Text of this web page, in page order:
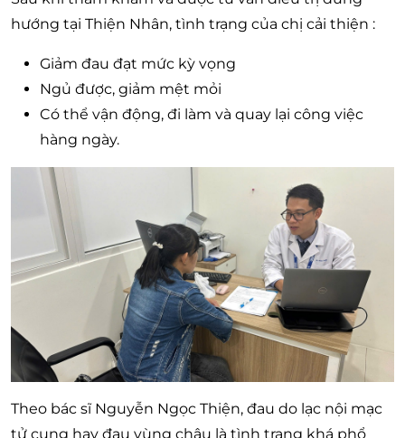
hướng tại Thiện Nhân, tình trạng của chị cải thiện :
Giảm đau đạt mức kỳ vọng
Ngủ được, giảm mệt mỏi
Có thể vận động, đi làm và quay lại công việc
hàng ngày.
Theo bác sĩ Nguyễn Ngọc Thiện, đau do lạc nội mạc
tử cung hay đau vùng chậu là tình trạng khá phổ